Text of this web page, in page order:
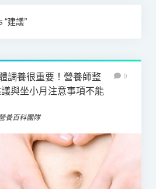
建議”
調養很重要！營養師整
與坐小月注意事項不能
養百科團隊
0